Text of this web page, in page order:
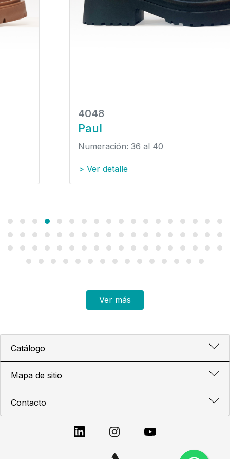
Numeración: 36 al 40
Ver más
Catálogo
Mapa de sitio
Contacto